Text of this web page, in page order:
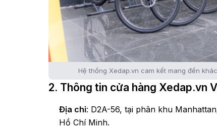
Hệ thống Xedap.vn cam kết mang đến
2. Thông tin cửa hàng Xedap.vn
Địa chỉ: D2A-56, tại phân khu
Hồ Chí Minh.